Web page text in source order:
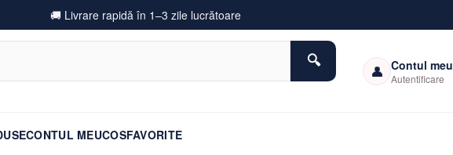
🚚 Livrare rapidă în 1–3 zile lucrătoare
👤 Contul meu
Autentificare
CONTUL MEUCOSFAVORITE